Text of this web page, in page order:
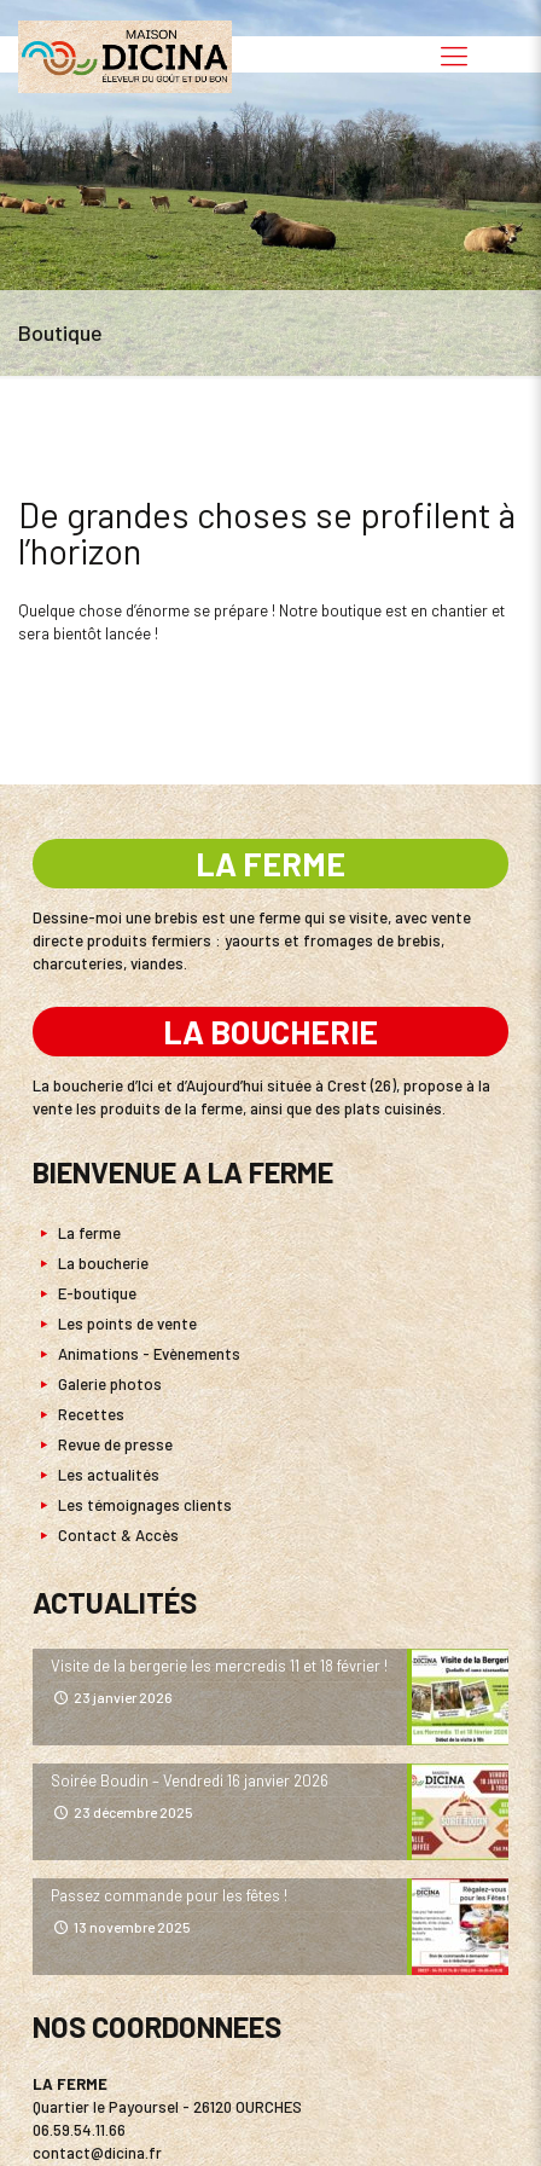
Boutique
De grandes choses se profilent à
l’horizon
Quelque chose d’énorme se prépare ! Notre boutique est en chantier et
sera bientôt lancée !
LA FERME
Dessine-moi une brebis est une ferme qui se visite, avec vente
directe produits fermiers : yaourts et fromages de brebis,
charcuteries, viandes.
LA BOUCHERIE
La boucherie d’Ici et d’Aujourd’hui située à Crest (26), propose à la
vente les produits de la ferme, ainsi que des plats cuisinés.
BIENVENUE A LA FERME
La ferme
La boucherie
E-boutique
Les points de vente
Animations - Evènements
Galerie photos
Recettes
Revue de presse
Les actualités
Les témoignages clients
Contact & Accès
ACTUALITÉS
Visite de la bergerie les mercredis 11 et 18 février !
23 janvier 2026
Soirée Boudin – Vendredi 16 janvier 2026
23 décembre 2025
Passez commande pour les fêtes !
13 novembre 2025
NOS COORDONNEES
LA FERME
Quartier le Payoursel - 26120 OURCHES
06.59.54.11.66
contact@dicina.fr